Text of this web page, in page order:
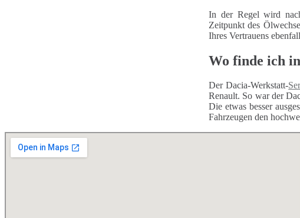
In der Regel wird
Zeitpunkt des
Ihres Vertrauens
Wo finde ich
Der Dacia-Werkstatt-
Renault. So war der
Die etwas besser
Fahrzeugen den